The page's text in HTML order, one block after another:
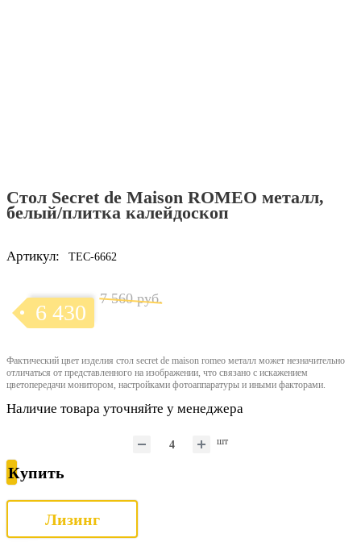
Стол Secret de Maison ROMEO металл,
белый/плитка калейдоскоп
Артикул: TEC-6662
6 430
7 560 руб.
Фактический цвет изделия стол secret de maison romeo металл может незначительно
отличаться от представленного на изображении, что связано с искажением
цветопередачи монитором, настройками фотоаппаратуры и иными факторами.
Наличие товара уточняйте у менеджера
шт
Купить
Лизинг